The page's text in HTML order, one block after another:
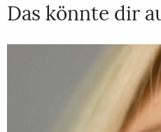
Das könnte dir